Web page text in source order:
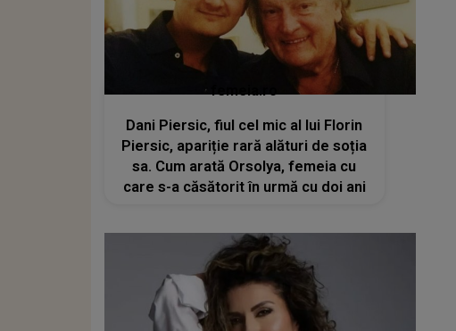
femeia.ro
Dani Piersic, fiul cel mic al lui Florin
Piersic, apariție rară alături de soția
sa. Cum arată Orsolya, femeia cu
care s-a căsătorit în urmă cu doi ani